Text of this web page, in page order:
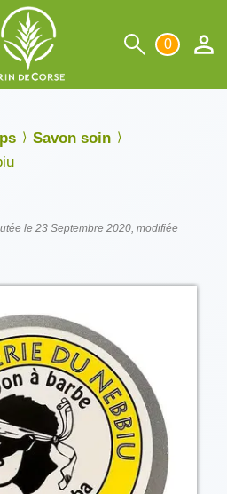
0
Savon soin
le 23 Septembre 2020, modifiée